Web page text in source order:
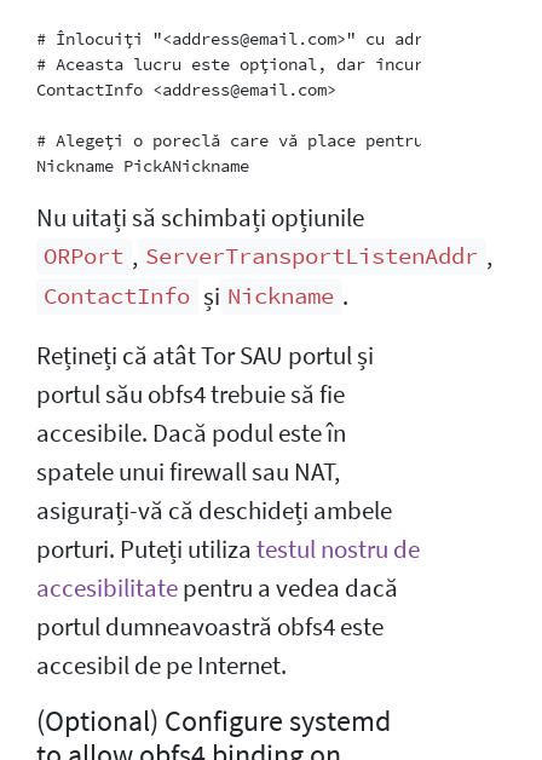
# Înlocuiți "<address@email.com>" cu adresa dvs.
# Aceasta lucru este opțional, dar încurajată.
ContactInfo <address@email.com>
# Alegeți o poreclă care vă place pentru puntea
Nu uitați să schimbați opțiunile
ORPort , ServerTransportListenAddr ,
ContactInfo și Nickname .
Rețineți că atât Tor SAU portul și
portul său obfs4 trebuie să fie
accesibile. Dacă podul este în
spatele unui firewall sau NAT,
asigurați-vă că deschideți ambele
porturi. Puteți utiliza testul nostru de
accesibilitatepentru a vedea dacă
portul dumneavoastră obfs4 este
accesibil de pe Internet.
(Optional) Configure systemd